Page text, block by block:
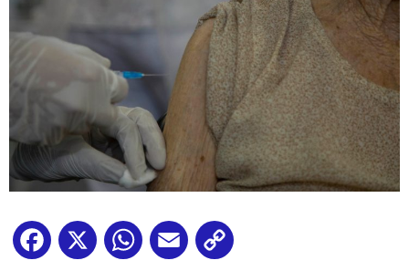
Facebook
X WhatsApp
Email